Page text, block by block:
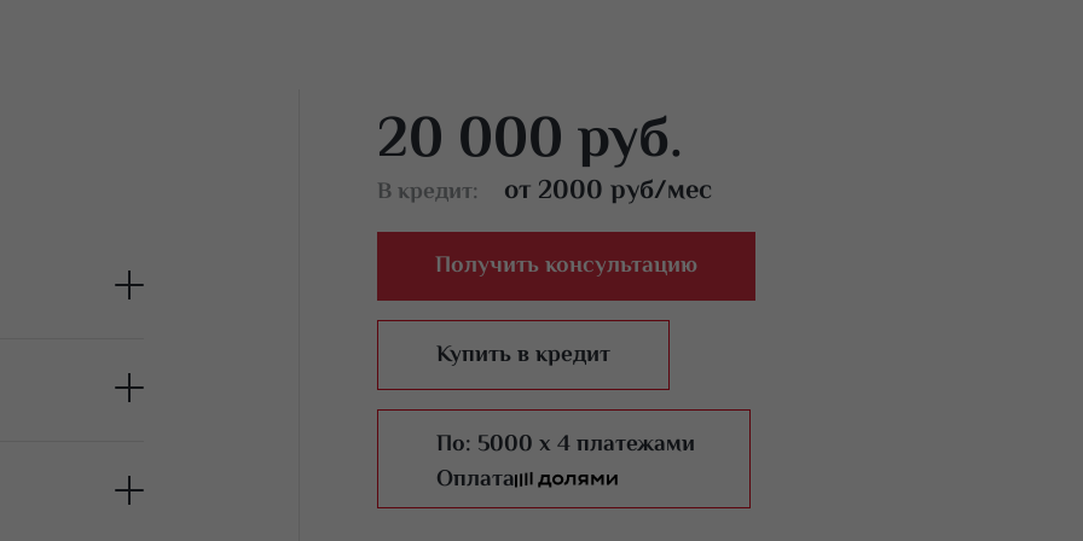
место
бровей,
20 000 руб.
В кредит: от 2000 руб/мес
Получить консультацию
Купить в кредит
По: 5000 x 4 платежами
Оплата